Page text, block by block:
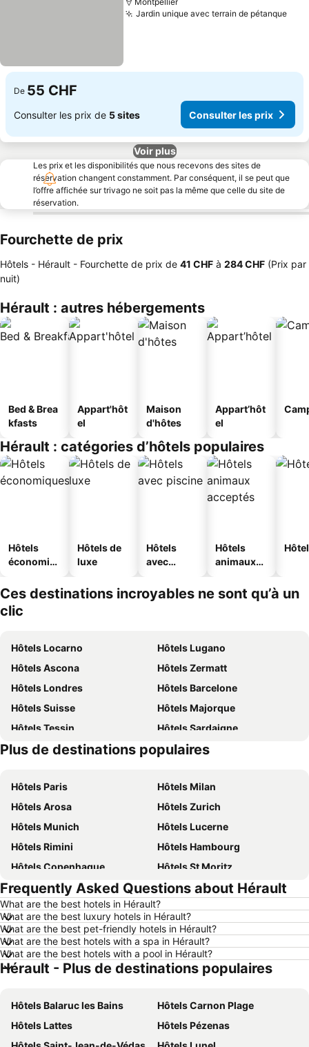
Jardin unique avec terrain de pétanque
De 55 CHF
Consulter les prix de 5 sites Consulter les prix
Voir plus
Les prix et les disponibilités que nous recevons des sites de
réservation changent constamment. Par conséquent, il se peut que
l’offre affichée sur trivago ne soit pas la même que celle du site de
réservation.
Fourchette de prix
Hôtels - Hérault - Fourchette de prix de ‎41 CHF à ‎284 CHF (Prix par
nuit)
Hérault : autres hébergements
Bed & Brea
kfasts
Appart'hôt
el
Maison
d'hôtes
Appart’hôt
el
Hérault : catégories d’hôtels populaires
Hôtels
économiq
Hôtels de
luxe
Hôtels
avec
Hôtels
animaux
Ces destinations incroyables ne sont qu’à un
clic
Hôtels Locarno
Hôtels Lugano
Hôtels Ascona
Hôtels Zermatt
Hôtels Londres
Hôtels Barcelone
Hôtels Suisse
Hôtels Majorque
Hôtels Tessin
Hôtels Sardaigne
Hôtels Italie
Hôtels Lac de Garde
Plus de destinations populaires
Hôtels Paris
Hôtels Milan
Hôtels Arosa
Hôtels Zurich
Hôtels Munich
Hôtels Lucerne
Hôtels Rimini
Hôtels Hambourg
Hôtels Copenhague
Hôtels St Moritz
Hôtels Palma
Hôtels Thun
Hôtels Berne
Hôtels Annecy
Hôtels Nice
Hôtels Berlin
Hôtels Interlaken
Hôtels Rust
Hôtels Bâle
Hôtels Davos
Hôtels Ibiza
Hôtels Ligurie
Hôtels Tyrol
Hôtels Tyrol du Sud
Frequently Asked Questions about Hérault
What are the best hotels in Hérault?
What are the best luxury hotels in Hérault?
What are the best pet-friendly hotels in Hérault?
What are the best hotels with a spa in Hérault?
What are the best hotels with a pool in Hérault?
Hérault - Plus de destinations populaires
Hôtels Balaruc les Bains
Hôtels Carnon Plage
Hôtels Lattes
Hôtels Pézenas